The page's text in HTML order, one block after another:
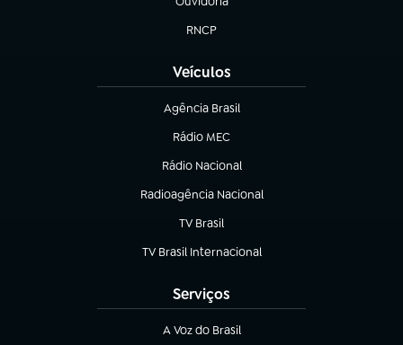
(abre em nova aba)
RNCP
(abre em nova aba)
Veículos
Agência Brasil
(abre em nova aba)
Rádio MEC
(abre em nova aba)
Rádio Nacional
Radioagência Nacional
(abre em nova aba)
TV Brasil
(abre em nova aba)
TV Brasil Internacional
(abre em nova aba)
Serviços
A Voz do Brasil
(abre em nova aba)